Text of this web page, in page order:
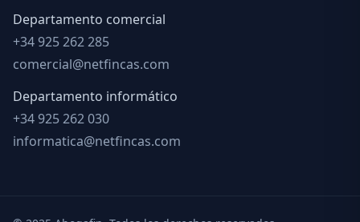
Departamento comercial
+34 925 262 285
comercial@netfincas.com
Departamento informático
+34 925 262 030
informatica@netfincas.com